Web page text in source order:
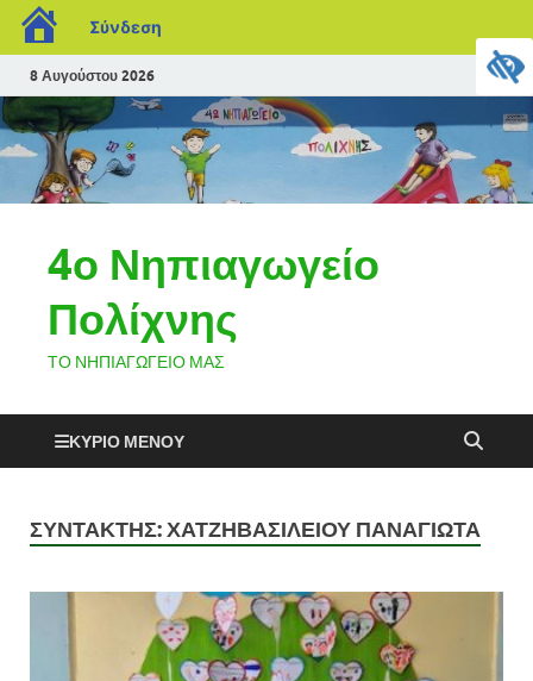
Σύνδεση
8 Αυγούστου 2026
4ο Νηπιαγωγείο
Πολίχνης
ΤΟ ΝΗΠΙΑΓΩΓΕΙΟ ΜΑΣ
ΚΎΡΙΟ ΜΕΝΟΎ
ΣΥΝΤΆΚΤΗΣ:ΧΑΤΖΗΒΑΣΙΛΕΙΟΥ ΠΑΝΑΓΙΩΤΑ